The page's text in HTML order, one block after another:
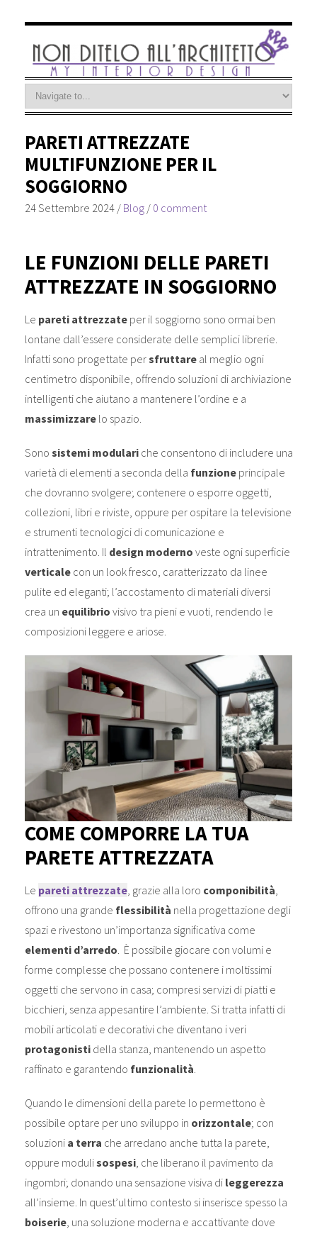
PARETI ATTREZZATE
MULTIFUNZIONE PER IL
SOGGIORNO
24 Settembre 2024/ Blog/ 0 comment
LE FUNZIONI DELLE PARETI
ATTREZZATE IN SOGGIORNO
Le pareti attrezzateper il soggiorno sono ormai ben
lontane dall’essere considerate delle semplici librerie.
Infatti sono progettate persfruttareal meglio ogni
centimetro disponibile, offrendo soluzioni di archiviazione
intelligenti che aiutano a mantenere l’ordine e a
massimizzarelo spazio.
Sono sistemi modulariche consentono di includere una
varietà di elementi a seconda della funzione principale
che dovranno svolgere; contenere o esporre oggetti,
collezioni, libri e riviste, oppure per ospitare la televisione
e strumenti tecnologici di comunicazione e
intrattenimento. Il design moderno veste ogni superficie
verticalecon un look fresco, caratterizzato da linee
pulite ed eleganti; l’accostamento di materiali diversi
crea un equilibrio visivo tra pieni e vuoti, rendendo le
composizioni leggere e ariose.
COME COMPORRE LA TUA
PARETE ATTREZZATA
Le pareti attrezzate, grazie alla loro componibilità,
offrono una grande flessibilità nella progettazione degli
spazi e rivestono un’importanza significativa come
elementi d’arredo. È possibile giocare con volumi e
forme complesse che possano contenere i moltissimi
oggetti che servono in casa; compresi servizi di piatti e
bicchieri, senza appesantire l’ambiente. Si tratta infatti di
mobili articolati e decorativi che diventano i veri
protagonisti della stanza, mantenendo un aspetto
raffinato e garantendo funzionalità.
Quando le dimensioni della parete lo permettono è
possibile optare per uno sviluppo in orizzontale; con
soluzioni a terra che arredano anche tutta la parete,
oppure modulisospesi, che liberano il pavimento da
ingombri; donando una sensazione visiva di leggerezza
all’insieme. In quest’ultimo contesto si inserisce spesso la
boiserie, una soluzione moderna e accattivante dove